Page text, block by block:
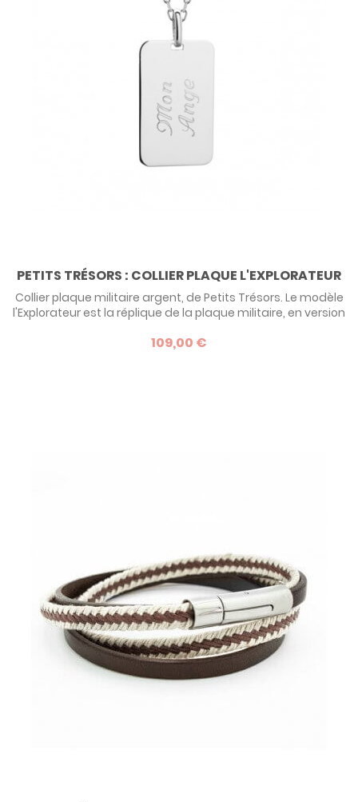
PETITS TRÉSORS : COLLIER PLAQUE L'EXPLORATEUR
Collier plaque militaire argent, de Petits Trésors. Le modèle
l'Explorateur est la réplique de la plaque militaire, en version
une gravure au recto et au verso.
109,00 €